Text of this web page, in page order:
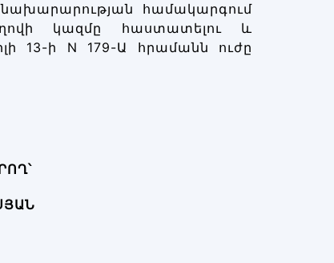
համակարգում
կազմը հաստատելու և
13-ի N 179-Ա հրամանն ուժը
՝